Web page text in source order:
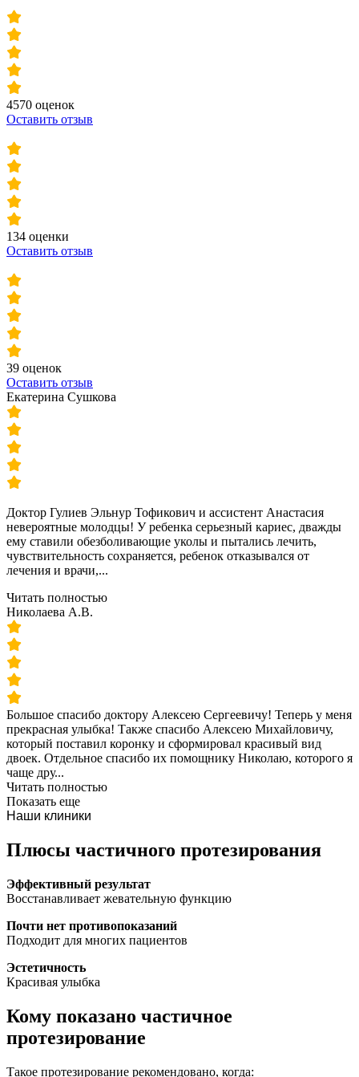
4570 оценок
Оставить отзыв
134 оценки
Оставить отзыв
39 оценок
Оставить отзыв
Екатерина Сушкова
Доктор Гулиев Эльнур Тофикович и ассистент Анастасия
невероятные молодцы! У ребенка серьезный кариес, дважды
ему ставили обезболивающие уколы и пытались лечить,
чувствительность сохраняется, ребенок отказывался от
лечения и врачи,...
Читать полностью
Николаева А.В.
Большое спасибо доктору Алексею Сергеевичу! Теперь у меня
прекрасная улыбка! Также спасибо Алексею Михайловичу,
который поставил коронку и сформировал красивый вид
двоек. Отдельное спасибо их помощнику Николаю, которого я
чаще дру...
Читать полностью
Показать еще
Наши клиники
Плюсы частичного протезирования
Эффективный результат
Восстанавливает жевательную функцию
Почти нет противопоказаний
Подходит для многих пациентов
Эстетичность
Красивая улыбка
Кому показано частичное
протезирование
Такое протезирование рекомендовано, когда: